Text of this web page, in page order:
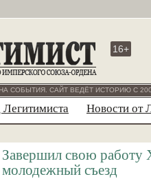
16+
СОБЫТИЯ. САЙТ ВЕДЁТ ИСТОРИЮ С
Легитимиста Новости от
Завершил свою
молодежный съезд